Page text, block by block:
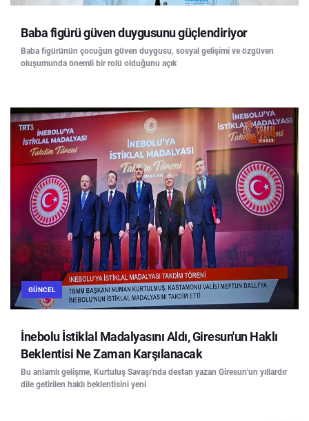
Baba figürü güven duygusunu güçlendiriyor
Baba figürünün çocuğun güven duygusu, sosyal gelişimi ve özgüven
oluşumunda önemli bir rolü olduğunu açık
GÜNCEL
İnebolu İstiklal Madalyasını Aldı, Giresun'un Haklı
Beklentisi Ne Zaman Karşılanacak
Bu anlamlı gelişme, Kurtuluş Savaşı'nda destan yazan Giresun'un yıllardır
dile getirilen haklı beklentisini yeni